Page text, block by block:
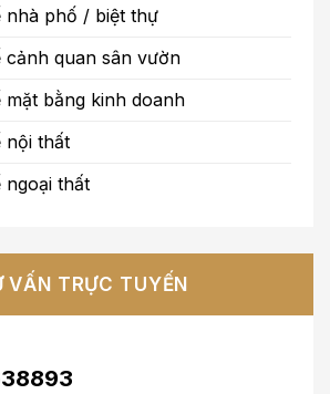
nhà phố / biệt thự
cảnh quan sân vườn
mặt bằng kinh doanh
nội thất
ngoại thất
VẤN TRỰC TUYẾN